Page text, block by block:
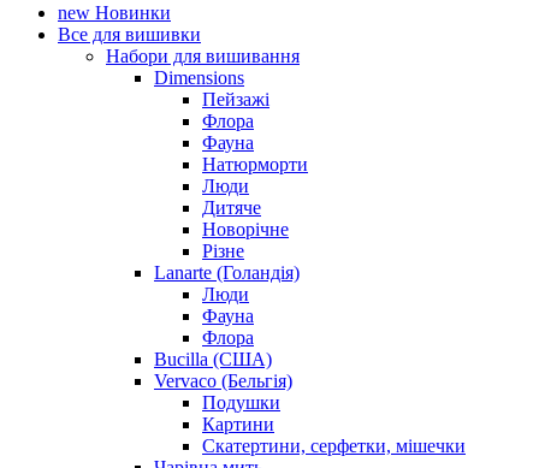
new Новинки
Все для вишивки
Набори для вишивання
Dimensions
Пейзажі
Флора
Фауна
Натюрморти
Люди
Дитяче
Новорічне
Різне
Lanarte (Голандія)
Люди
Фауна
Флора
Bucilla (США)
Vervaco (Бельгія)
Подушки
Картини
Скатертини, серфетки, мішечки